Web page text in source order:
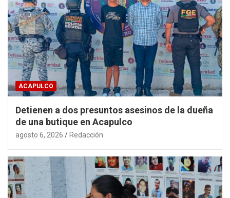
ACAPULCO
Detienen a dos presuntos asesinos de la dueña
de una butique en Acapulco
agosto 6, 2026 Redacción